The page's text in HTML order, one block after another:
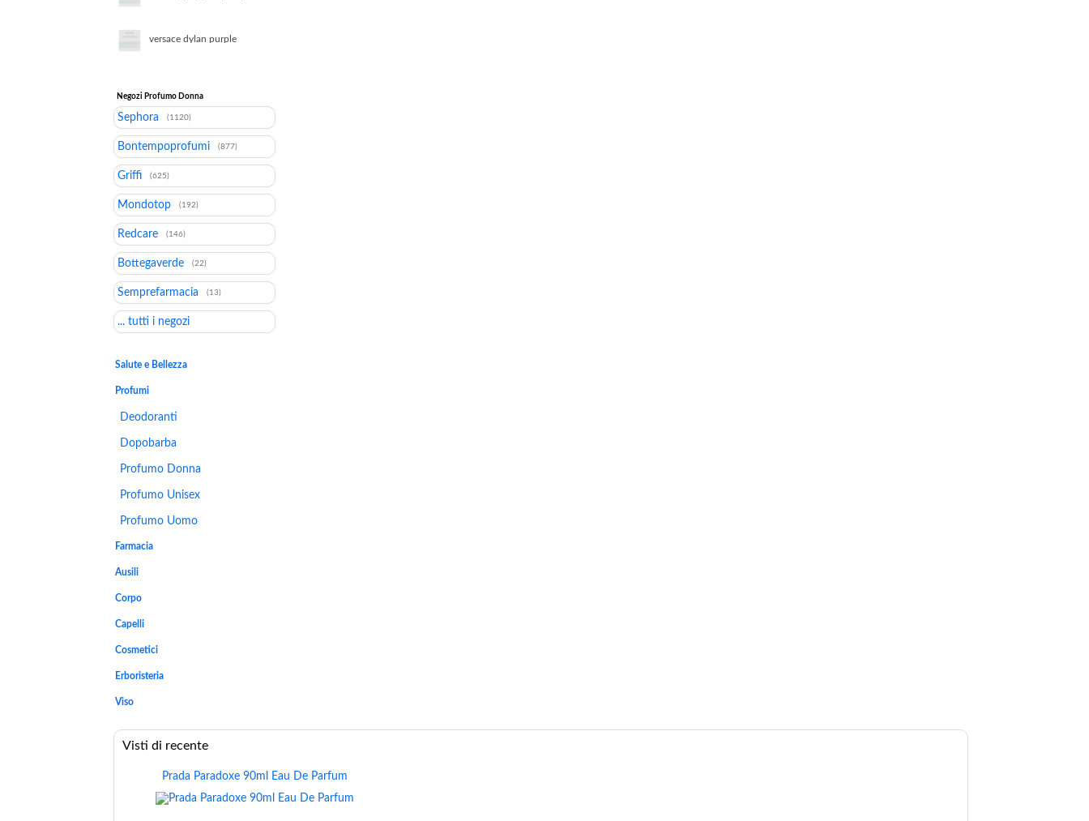
versace dylan purple
Negozi Profumo Donna
Sephora (1120)
Bontempoprofumi (877)
Griffi (625)
Mondotop (192)
Redcare (146)
Bottegaverde (22)
Semprefarmacia (13)
... tutti i negozi
Salute e Bellezza
Profumi
Deodoranti
Dopobarba
Profumo Donna
Profumo Unisex
Profumo Uomo
Farmacia
Ausili
Corpo
Capelli
Cosmetici
Erboristeria
Viso
Visti di recente
Prada Paradoxe 90ml Eau De Parfum